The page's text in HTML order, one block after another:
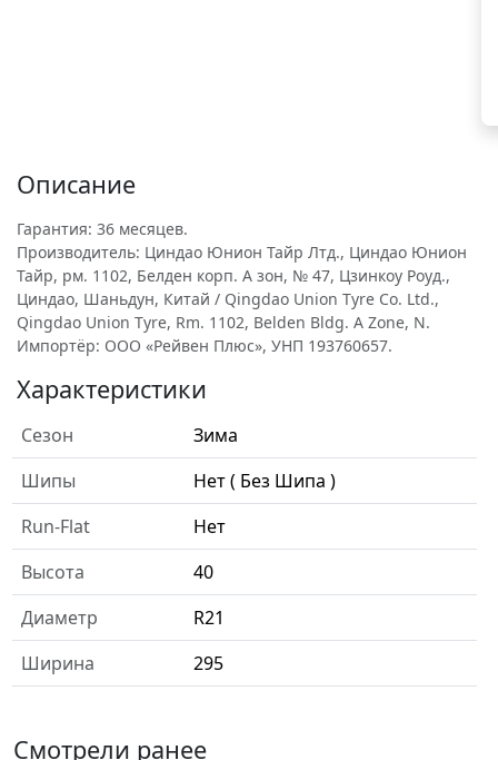
Описание
Гарантия: 36 месяцев.
Производитель: Циндао Юнион Тайр Лтд., Циндао Юнион
Тайр, рм. 1102, Белден корп. A зон, № 47, Цзинкоу Роуд.,
Циндао, Шаньдун, Китай / Qingdao Union Tyre Co. Ltd.,
Qingdao Union Tyre, Rm. 1102, Belden Bldg. A Zone, N.
Импортёр: ООО «Рейвен Плюс», УНП 193760657.
Характеристики
Сезон
Зима
Шипы
Нет ( Без Шипа )
Run-Flat
Нет
Высота
40
Диаметр
R21
Ширина
295
Смотрели ранее